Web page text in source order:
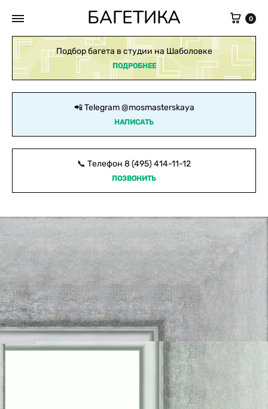
БАГЕТИКА 0
Подбор багета в студии на Шаболовке
ПОДРОБНЕЕ
📲 Telegram@mosmasterskaya
НАПИСАТЬ
📞 Телефон 8 (495) 414-11-12
ПОЗВОНИТЬ